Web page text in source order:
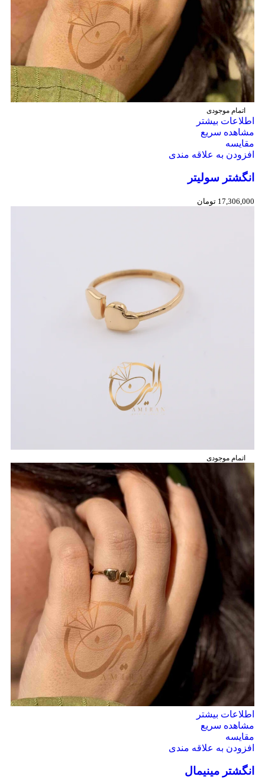
اتمام موجودی
اطلاعات بیشتر
مشاهده سریع
مقایسه
افزودن به علاقه مندی
انگشتر سولیتر
17,306,000 تومان
اتمام موجودی
اطلاعات بیشتر
مشاهده سریع
مقایسه
افزودن به علاقه مندی
انگشتر مینیمال